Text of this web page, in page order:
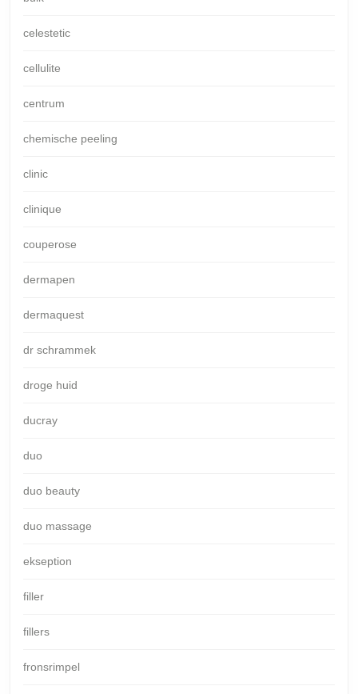
celestetic
cellulite
centrum
chemische peeling
clinic
clinique
couperose
dermapen
dermaquest
dr schrammek
droge huid
ducray
duo
duo beauty
duo massage
ekseption
filler
fillers
fronsrimpel